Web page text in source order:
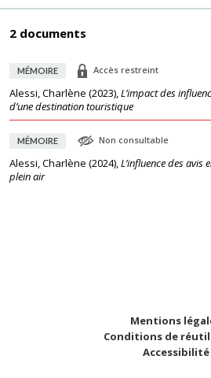
2 documents
MÉMOIRE Accès restreint
Alessi, Charlène (2023),L’impact des
d’une destination touristique
MÉMOIRE Non consultable
Alessi, Charlène (2024),L’influence des avis
plein air
Mentions
Conditions de
Accessibilité